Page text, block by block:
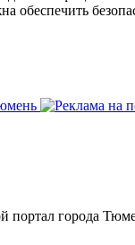
обеспечить
города